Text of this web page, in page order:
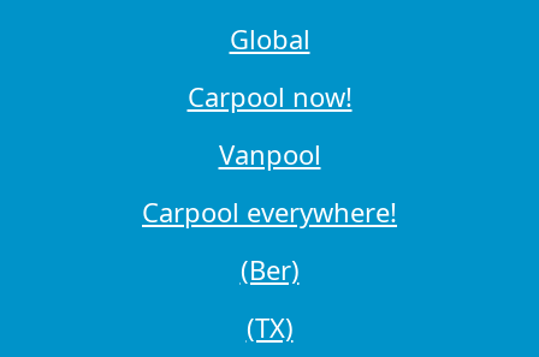
Global
Carpool now!
Vanpool
Carpool everywhere!
(Ber)
(TX)